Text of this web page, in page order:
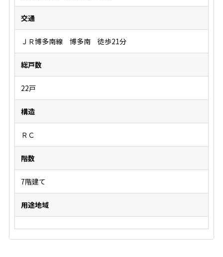
交通
ＪＲ博多南線 博多南 徒歩21分
総戸数
22戸
構造
ＲＣ
階数
7階建て
用途地域